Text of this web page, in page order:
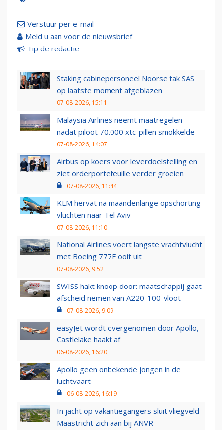
Verstuur per e-mail
Meld u aan voor de nieuwsbrief
Tip de redactie
Staking cabinepersoneel Noorse tak SAS
op laatste moment afgeblazen
07-08-2026, 15:11
Malaysia Airlines neemt maatregelen
nadat piloot 70.000 xtc-pillen smokkelde
07-08-2026, 14:07
Airbus op koers voor leverdoelstelling en
ziet orderportefeuille verder groeien
07-08-2026, 11:44
KLM hervat na maandenlange opschorting
vluchten naar Tel Aviv
07-08-2026, 11:10
National Airlines voert langste vrachtvlucht
met Boeing 777F ooit uit
07-08-2026, 9:52
SWISS hakt knoop door: maatschappij gaat
afscheid nemen van A220-100-vloot
07-08-2026, 9:09
easyJet wordt overgenomen door Apollo,
Castlelake haakt af
06-08-2026, 16:20
Apollo geen onbekende jongen in de
luchtvaart
06-08-2026, 16:19
In jacht op vakantiegangers sluit vliegveld
Maastricht zich aan bij ANVR